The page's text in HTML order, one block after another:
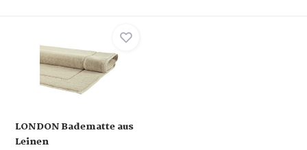
LONDON Badematte aus
Leinen